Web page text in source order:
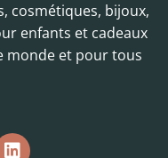
cosmétiques, bijoux,
enfants et cadeaux
monde et pour tous